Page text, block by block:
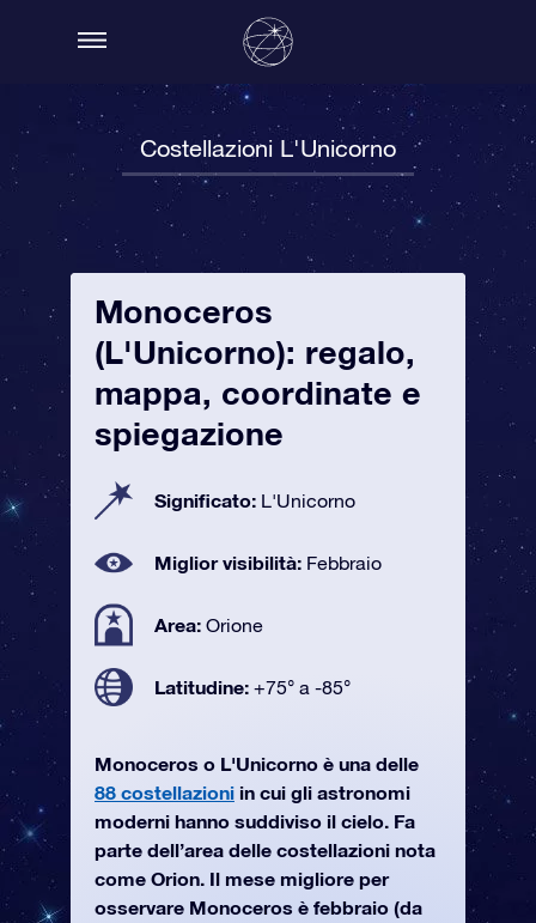
Costellazioni L'Unicorno
Monoceros
(L'Unicorno): regalo,
mappa, coordinate e
spiegazione
Significato: L'Unicorno
Miglior visibilità: Febbraio
Area: Orione
Latitudine: +75° a -85°
Monoceros o L'Unicorno è una delle
88 costellazioni in cui gli astronomi
moderni hanno suddiviso il cielo. Fa
parte dell’area delle costellazioni nota
come Orion. Il mese migliore per
osservare Monoceros è febbraio (da